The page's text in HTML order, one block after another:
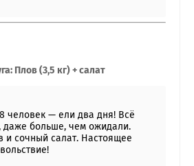
Плов (3,5 кг) + салат
человек — ели два дня! Всё
даже больше, чем ожидали.
и сочный салат. Настоящее